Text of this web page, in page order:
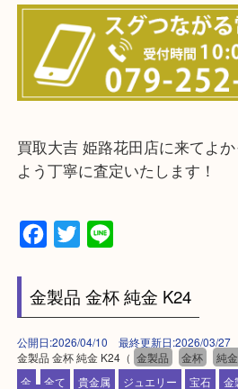
・ご来店前に確認しておきたい